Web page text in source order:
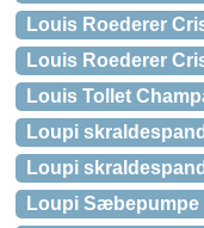
Louis Roederer
Louis Roederer
Louis Tollet
Loupi
Loupi
Loupi Sæbepumpe